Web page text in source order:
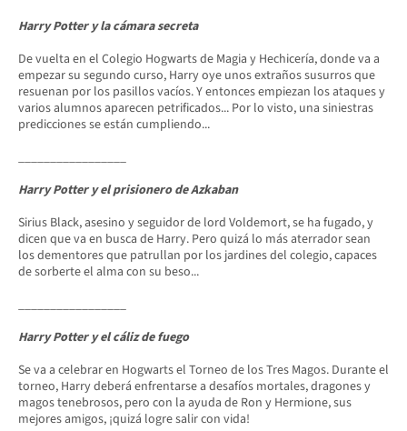
Harry Potter y la cámara secreta
De vuelta en el Colegio Hogwarts de Magia y Hechicería, donde va a
empezar su segundo curso, Harry oye unos extraños susurros que
resuenan por los pasillos vacíos. Y entonces empiezan los ataques y
varios alumnos aparecen petrificados... Por lo visto, una siniestras
predicciones se están cumpliendo...
Harry Potter y el prisionero de Azkaban
Sirius Black, asesino y seguidor de lord Voldemort, se ha fugado, y
dicen que va en busca de Harry. Pero quizá lo más aterrador sean
los dementores que patrullan por los jardines del colegio, capaces
de sorberte el alma con su beso...
Harry Potter y el cáliz de fuego
Se va a celebrar en Hogwarts el Torneo de los Tres Magos. Durante el
torneo, Harry deberá enfrentarse a desafíos mortales, dragones y
magos tenebrosos, pero con la ayuda de Ron y Hermione, sus
mejores amigos, ¡quizá logre salir con vida!